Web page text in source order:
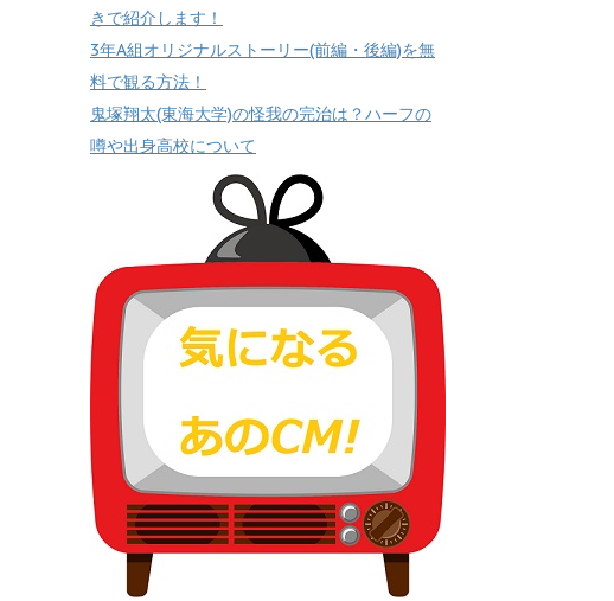
きで紹介します！
3年A組オリジナルストーリー(前編・後編)を無
料で観る方法！
鬼塚翔太(東海大学)の怪我の完治は？ハーフの
噂や出身高校について